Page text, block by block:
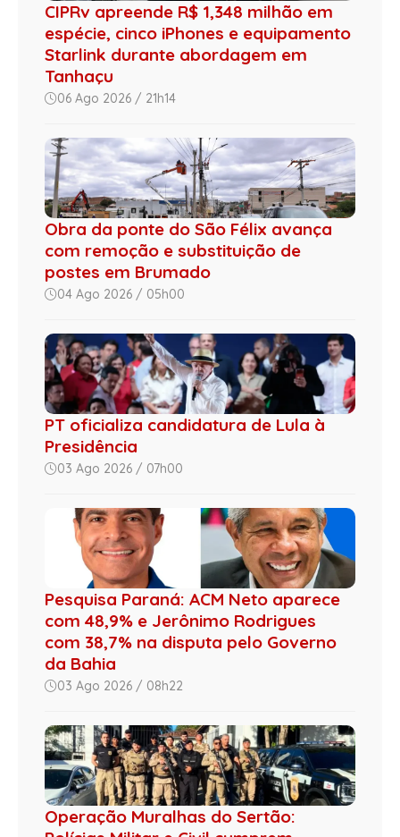
CIPRv apreende R$ 1,348 milhão em
espécie, cinco iPhones e equipamento
Starlink durante abordagem em
Tanhaçu
06 Ago 2026 / 21h14
Obra da ponte do São Félix avança
com remoção e substituição de
postes em Brumado
04 Ago 2026 / 05h00
PT oficializa candidatura de Lula à
Presidência
03 Ago 2026 / 07h00
Pesquisa Paraná: ACM Neto aparece
com 48,9% e Jerônimo Rodrigues
com 38,7% na disputa pelo Governo
da Bahia
03 Ago 2026 / 08h22
Operação Muralhas do Sertão: